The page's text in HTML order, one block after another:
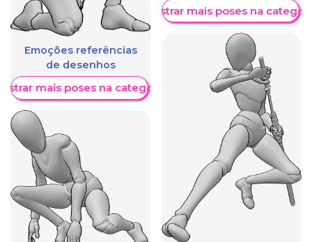
Emoções referências
de desenhos
mais poses na categoria
Mostrar mais poses na